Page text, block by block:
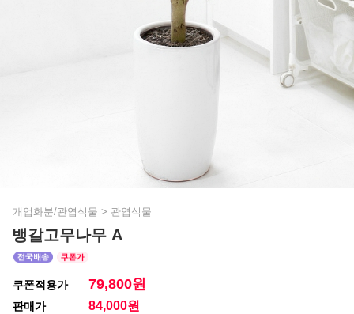
개업화분/관엽식물 > 관엽식물
뱅갈고무나무 A
쿠폰적용가 79,800원
판매가 84,000원